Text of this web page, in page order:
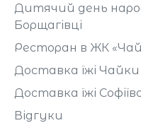
Дитячий день
Борщагівці
Ресторан в ЖК
Доставка їжі Чайки
Доставка їжі
Відгуки